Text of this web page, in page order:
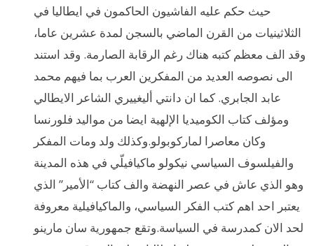
حيث حكم عليه الفاشيون الحاكمون في ايطاليا في
الثلاثينيات من القرن الماضي بالسجن لمدة عشرين عاما،
وقد الف معظم كتبه هناك رغم الرقابة الصارمة. وقد استند
الى نصوصه العديد من المفكرين العرب بما فيهم محمد
عابد الجابري. كما ان دانتي أليغييري الشاعر الايطالي
ومؤلف كتاب الكوميديا الإلهية ايضا من مواليد فلورنسا
وكان معاصرا لماركوبولو.وكذلك ولد ومات المفكر
والفيلسوف السياسي نيكولو ماكيافيلّي في هذه المدينة
وهو الذي عاش في عصر النهضة والف كتاب “الأمير” الذي
يعتبر احد اهم كتب الفكر السياسي، والماكيافيلية معروفة
لحد الان كمدرسة في السياسة.وتقع جمهورية سان مارينو